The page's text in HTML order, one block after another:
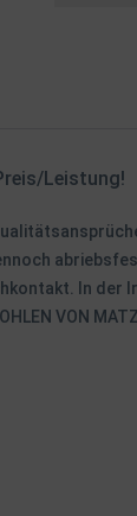
Leistung!
In
VON